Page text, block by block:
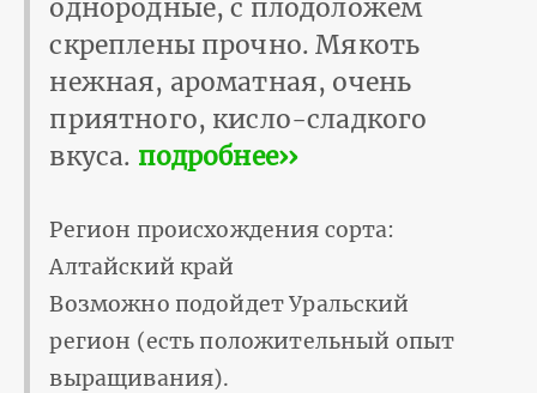
однородные, с плодоложем
скреплены прочно. Мякоть
нежная, ароматная, очень
приятного, кисло-сладкого
вкуса. подробнее››
Регион происхождения сорта:
Алтайский край
Возможно подойдет Уральский
регион (есть положительный опыт
выращивания).